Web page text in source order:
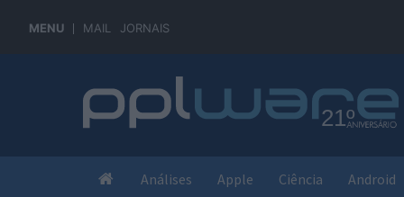
MENU MAIL JORNAIS
Análises Apple Ciência Android